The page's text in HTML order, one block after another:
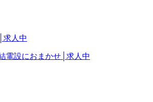
電設におまかせ│求人中